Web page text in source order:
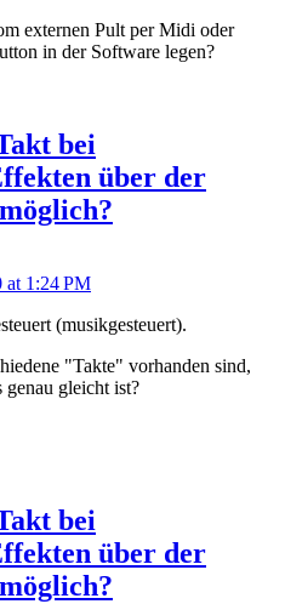
externen Pult per Midi oder
in der Software legen?
bei
über der
at 1:24 PM
(musikgesteuert).
"Takte" vorhanden sind,
genau gleicht ist?
bei
über der